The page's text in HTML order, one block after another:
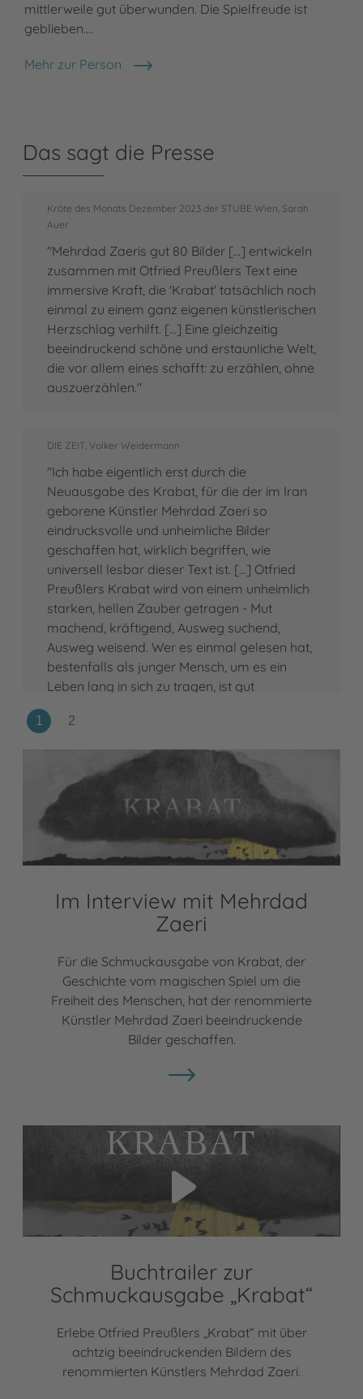
mittlerweile gut überwunden. Die Spielfreude ist
geblieben.…
Mehr zur Person
Mehrdad Zaeri
Das sagt die Presse
Kröte des Monats Dezember 2023 der STUBE Wien, Sarah
Auer
"Mehrdad Zaeris gut 80 Bilder [...] entwickeln
zusammen mit Otfried Preußlers Text eine
immersive Kraft, die 'Krabat' tatsächlich noch
einmal zu einem ganz eigenen künstlerischen
Herzschlag verhilft. [...] Eine gleichzeitig
beeindruckend schöne und erstaunliche Welt,
die vor allem eines schafft: zu erzählen, ohne
auszuerzählen."
DIE ZEIT, Volker Weidermann
"Ich habe eigentlich erst durch die
Neuausgabe des Krabat, für die der im Iran
geborene Künstler Mehrdad Zaeri so
eindrucksvolle und unheimliche Bilder
geschaffen hat, wirklich begriffen, wie
universell lesbar dieser Text ist. [...] Otfried
Preußlers Krabat wird von einem unheimlich
starken, hellen Zauber getragen - Mut
machend, kräftigend, Ausweg suchend,
Ausweg weisend. Wer es einmal gelesen hat,
bestenfalls als junger Mensch, um es ein
Leben lang in sich zu tragen, ist gut
Im Interview mit Mehrdad
Zaeri
Für die Schmuckausgabe von Krabat, der
Geschichte vom magischen Spiel um die
Freiheit des Menschen, hat der renommierte
Künstler Mehrdad Zaeri beeindruckende
Bilder geschaffen.
Video abspielen
Buchtrailer zur
Schmuckausgabe „Krabat“
Erlebe Otfried Preußlers „Krabat“ mit über
achtzig beeindruckenden Bildern des
renommierten Künstlers Mehrdad Zaeri.